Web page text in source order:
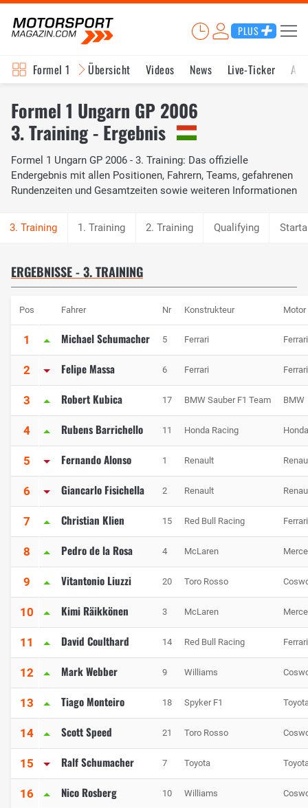
PLUS
Formel 1 Übersicht Videos News Live-Ticker
Formel 1 Ungarn GP 2006
3. Training - Ergebnis
Formel 1 Ungarn GP 2006 - 3. Training: Das offizielle
Endergebnis mit allen Positionen, Fahrern, Teams, gefahrenen
Rundenzeiten und Gesamtzeiten sowie weiteren Informationen
1. Training 2. Training Qualifying
ERGEBNISSE - 3. TRAINING
Pos Fahrer Nr Konstrukteur Motor
1 Michael Schumacher 5 Ferrari Ferrari
2 Felipe Massa 6 Ferrari Ferrari
3 Robert Kubica 17 BMW Sauber F1 Team BMW
4 Rubens Barrichello 11 Honda Racing Honda
5 Fernando Alonso 1 Renault
6 Giancarlo Fisichella 2 Renault
7 Christian Klien 15 Red Bull Racing Ferrari
8 Pedro de la Rosa 4 McLaren
9 Vitantonio Liuzzi 20 Toro Rosso
10 Kimi Räikkönen 3 McLaren
11 David Coulthard 14 Red Bull Racing Ferrari
12 Mark Webber 9 Williams
13 Tiago Monteiro 18 Spyker F1
14 Scott Speed 21 Toro Rosso
15 Ralf Schumacher 7 Toyota
16 Nico Rosberg 10 Williams